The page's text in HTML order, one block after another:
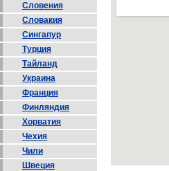
Словения
Словакия
Сингапур
Турция
Тайланд
Украина
Франция
Финляндия
Хорватия
Чехия
Чили
Швеция